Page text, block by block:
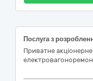
Приватне